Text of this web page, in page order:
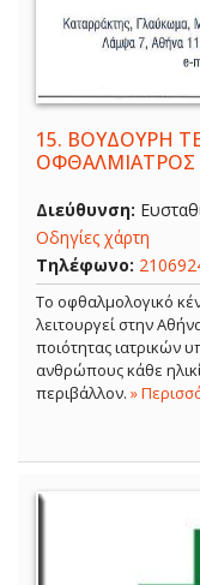
15. ΒΟΥΔΟΥΡΗ
ΟΦΘΑΛΜΙΑΤΡΟΣ
Διεύθυνση:
Οδηγίες χάρτη
Τηλέφωνο:
Το οφθαλμολογικό
λειτουργεί στην
ποιότητας ιατρικών
ανθρώπους κάθε
περιβάλλον. »